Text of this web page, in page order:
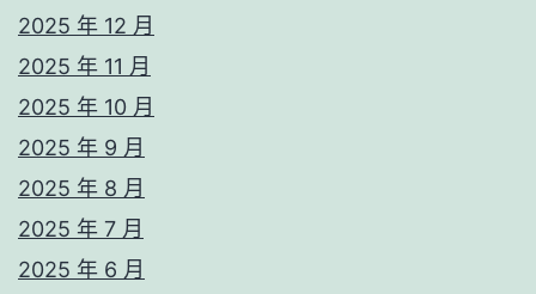
2025 年 12 月
2025 年 11 月
2025 年 10 月
2025 年 9 月
2025 年 8 月
2025 年 7 月
2025 年 6 月